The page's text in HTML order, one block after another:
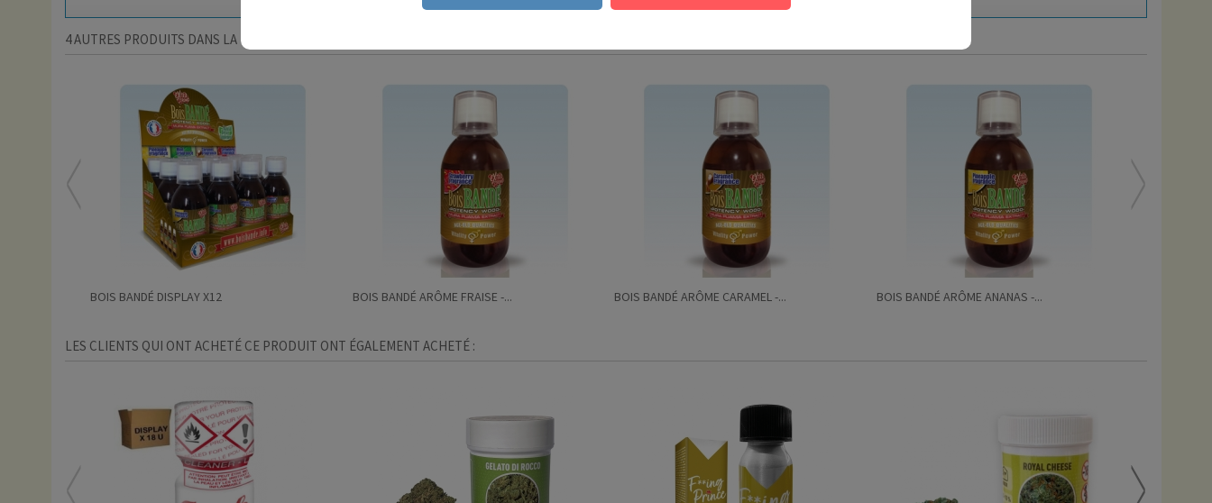
4 AUTRES PRODUITS DANS LA MÊME CATÉGORIE :
BOIS BANDÉ DISPLAY X12 BOIS BANDÉ ARÔME FRAISE -... BOIS BANDÉ ARÔME CARAMEL -... BOIS BANDÉ ARÔME ANANAS -...
LES CLIENTS QUI ONT ACHETÉ CE PRODUIT ONT ÉGALEMENT ACHETÉ :